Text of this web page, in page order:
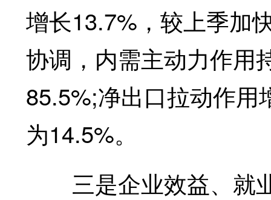
增长13.7%，较上季加
协调，内需主动力作用
85.5%;净出口拉动作
为14.5%。
三是企业效益、就